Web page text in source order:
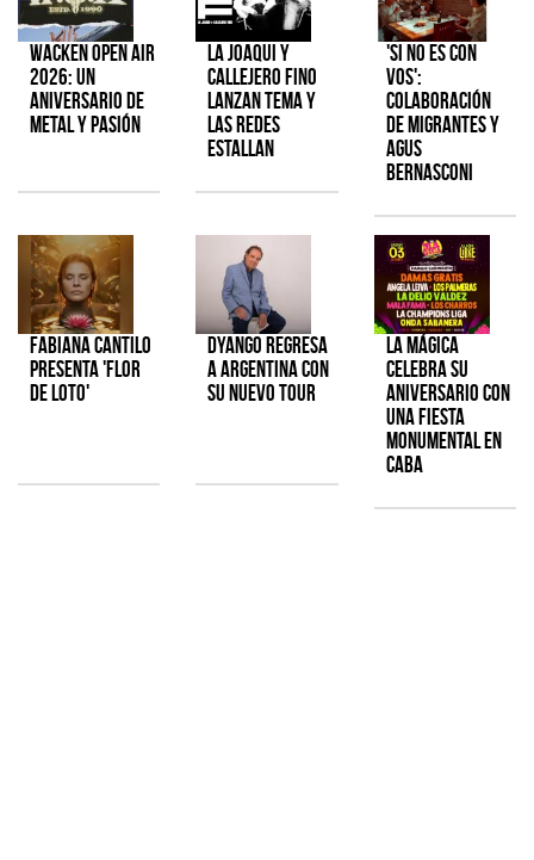
Wacken Open Air
2026: Un
aniversario de
metal y pasión
La Joaqui y
Callejero Fino
lanzan tema y
las redes
estallan
'Si No Es Con
Vos':
colaboración
de Migrantes y
Agus
Bernasconi
Fabiana Cantilo
presenta 'Flor
de Loto'
Dyango regresa
a Argentina con
su nuevo tour
La Mágica
celebra su
aniversario con
una fiesta
monumental en
CABA